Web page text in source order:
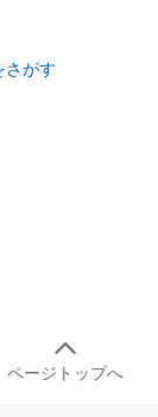
がす
ページトップへ